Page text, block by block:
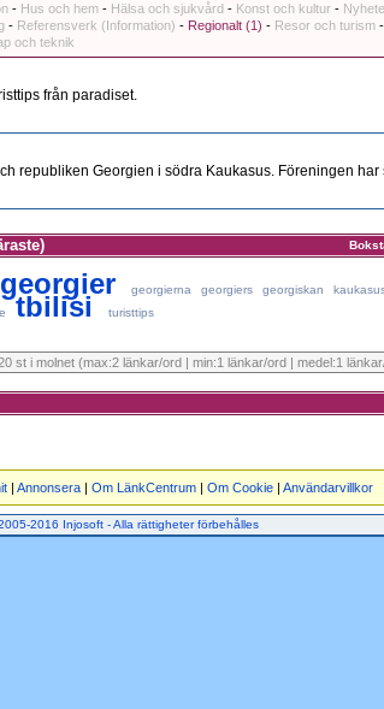
- Hus och hem - Hälsa och sjukvård - Konst och kultur -
- Referensverk (Information) - Regionalt (1) - Resor och turism -
och teknik
från paradiset.
republiken Georgien i södra Kaukasus. Föreningen har
georgier georgierna georgiers georgiskan
tbilisi turisttips
st i molnet (max:2 länkar/ord | min:1 länkar/ord | medel:1
| Annonsera| Om LänkCentrum| Om Cookie| Användarvillkor
2016 Injosoft - Alla rättigheter förbehålles